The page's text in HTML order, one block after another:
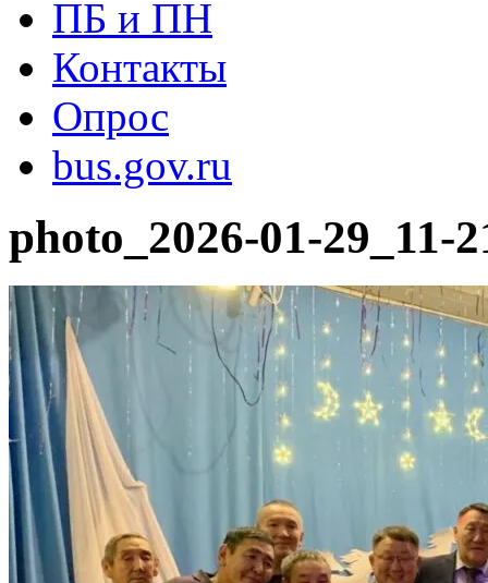
ПБ и ПН
Контакты
Опрос
bus.gov.ru
photo_2026-01-29_11-